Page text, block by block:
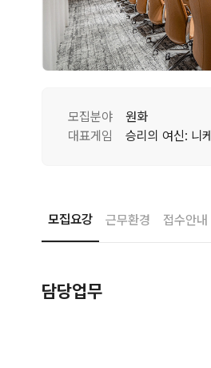
모집분야 원화
대표게임
모집요강 근무환경 접수안내
담당업무